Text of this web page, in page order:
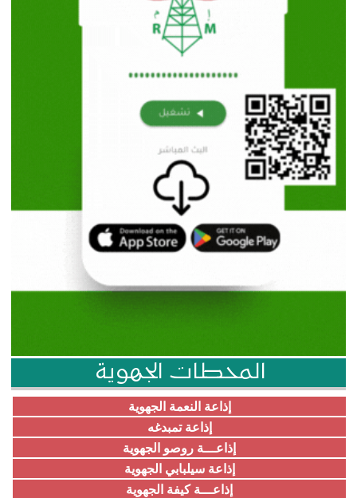
المحطات الجهوية
إذاعة النعمة الجهوية
إذاعة تمبدغه
إذاعـــة روصو الجهوية
إذاعة سيلبابي الجهوية
إذاعـــة كيفة الجهوية